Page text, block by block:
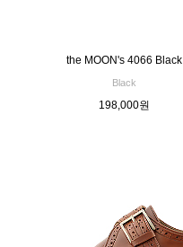
the MOON's 4066 Black
Black
198,000원